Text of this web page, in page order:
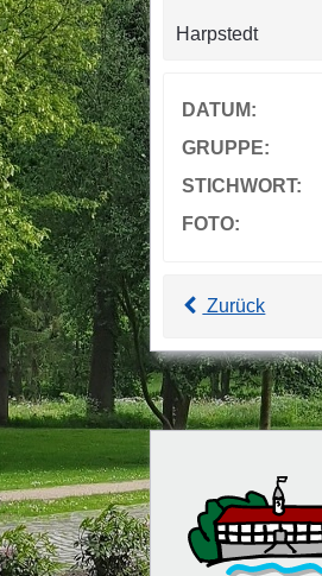
Harpstedt
DATUM:
GRUPPE:
STICHWORT:
FOTO:
Zurück